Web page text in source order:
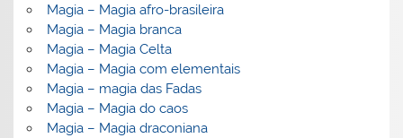
Magia – Magia afro-brasileira
Magia – Magia branca
Magia – Magia Celta
Magia – Magia com elementais
Magia – magia das Fadas
Magia – Magia do caos
Magia – Magia draconiana